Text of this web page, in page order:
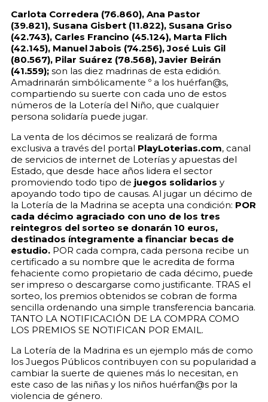
Carlota Corredera (76.860), Ana Pastor
(39.821), Susana Gisbert (11.822), Susana Griso
(42.743), Carles Francino (45.124), Marta Flich
(42.145), Manuel Jabois (74.256), José Luis Gil
(80.567), Pilar Suárez (78.568),Javier Beirán
(41.559); son las diez madrinas de esta edidión.
Amadrinarán simbólicamente º a los huérfan@s,
compartiendo su suerte con cada uno de estos
números de la Lotería del Niño, que cualquier
persona solidaría puede jugar.
La venta de los décimos se realizará de forma
exclusiva a través del portal PlayLoterias.com, canal
de servicios de internet de Loterías y apuestas del
Estado, que desde hace años lidera el sector
promoviendo todo tipo de juegos solidarios y
apoyando todo tipo de causas. Al jugar un décimo de
la Lotería de la Madrina se acepta una condición: POR
cada décimo agraciado con uno de los tres
reintegros del sorteo se donarán 10 euros,
destinados íntegramente a financiar becas de
estudio. POR cada compra, cada persona recibe un
certificado a su nombre que le acredita de forma
fehaciente como propietario de cada décimo, puede
ser impreso o descargarse como justificante. TRAS el
sorteo, los premios obtenidos se cobran de forma
sencilla ordenando una simple transferencia bancaria.
TANTO LA NOTIFICACIÓN DE LA COMPRA COMO
LOS PREMIOS SE NOTIFICAN POR EMAIL.
La Lotería de la Madrina es un ejemplo más de como
los Juegos Públicos contribuyen con su popularidad a
cambiar la suerte de quienes más lo necesitan, en
este caso de las niñas y los niños huérfan@s por la
violencia de género.